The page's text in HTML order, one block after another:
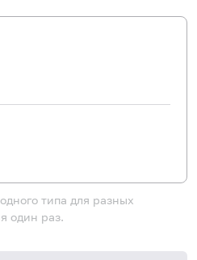
типа для разных
один раз.